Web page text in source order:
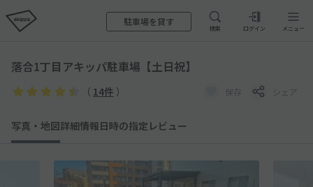
駐車場を貸す
検索 ログイン メニュー
落合1丁目アキッパ駐車場【土日祝】
（ 14件 ） 保存 シェア
写真・地図詳細情報日時の指定 レビュー